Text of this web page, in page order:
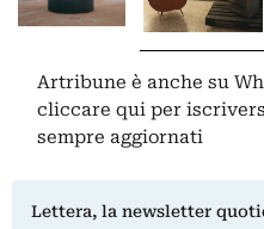
Artribune è anche su
cliccare qui per
sempre aggiornati
Lettera, la newsletter